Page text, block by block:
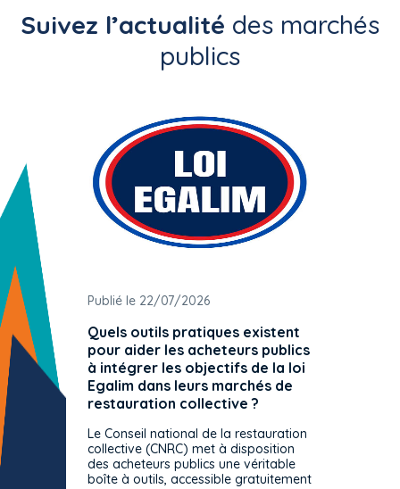
Suivez l’actualité des marchés
publics
Publié le 22/07/2026
Quels outils pratiques existent
pour aider les acheteurs publics
à intégrer les objectifs de la loi
Egalim dans leurs marchés de
restauration collective ?
Le Conseil national de la restauration
collective (CNRC) met à disposition
des acheteurs publics une véritable
boîte à outils, accessible gratuitement